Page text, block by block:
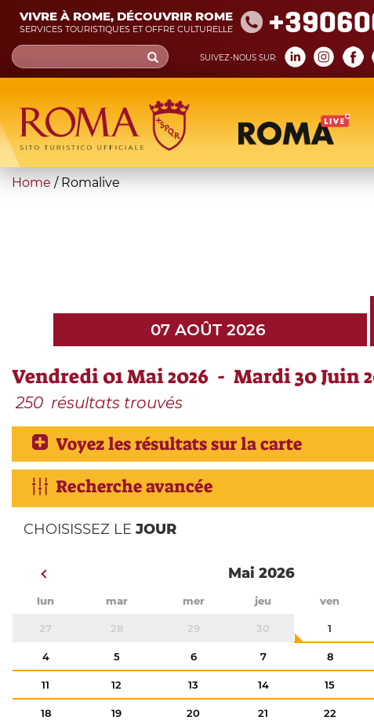
Skip
main
content
VIVRE À ROME, DÉCOUVRIR ROME
SERVICES TOURISTIQUES ET OFFRE CULTURELLE
SUIVEZ-NOUS SUR:
Search
form
Recherche
You
Home / Romalive
07 AOÛT 2026
Vendredi 01 Mai 2026 - Mardi 30 Juin
250 résultats trouvés
Voyez les résultats sur la carte
Recherche avancée
CHOISISSEZ LEJOUR
Mai 2026
lun mar mer jeu ven
27 28 29 30 1
4 5 6 7 8
11 12 13 14 15
18 19 20 21 22